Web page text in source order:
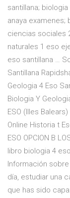
santillana;
anaya examenes;
ciencias sociales
naturales 1 eso
eso santillana …
Santillana
Geologia 4 Eso
Biologia Y
ESO (Illes
Online Historia t
ESO OPCION B
libro biologia 4
Información
día, estudiar una
que has sido